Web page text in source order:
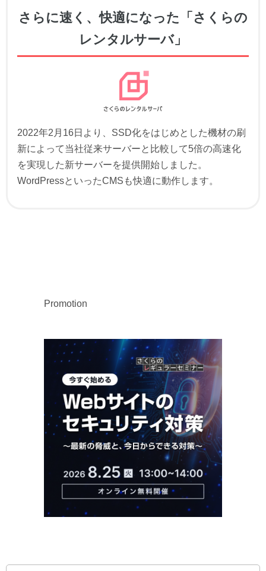
さらに速く、快適になった「さくらの
レンタルサーバ」
2022年2月16日より、SSD化をはじめとした機材の刷
新によって当社従来サーバーと比較して5倍の高速化
を実現した新サーバーを提供開始しました。
WordPressといったCMSも快適に動作します。
Promotion